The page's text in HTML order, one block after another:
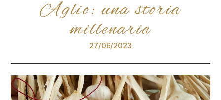
Aglio: una storia
millenaria
27/06/2023